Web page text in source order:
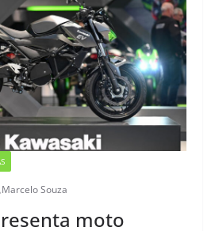
Marcelo Souza
moto